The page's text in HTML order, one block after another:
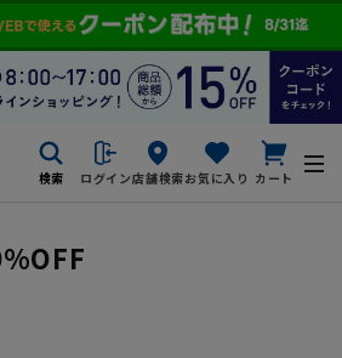
検索 ログイン店舗検索お気に入り カート